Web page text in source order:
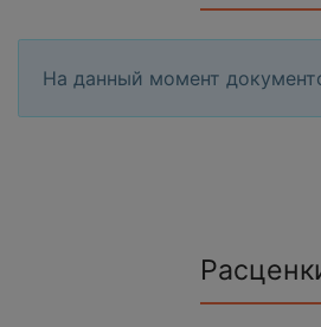
На данный момент